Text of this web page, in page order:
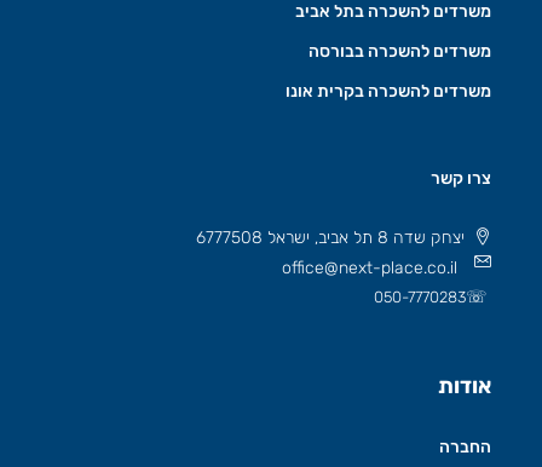
משרדים להשכרה בתל אביב
משרדים להשכרה בבורסה
משרדים להשכרה בקרית אונו
צרו קשר
יצחק שדה 8 תל אביב, ישראל 6777508
office@next-place.co.il
☏
050-7770283
אודות
החברה